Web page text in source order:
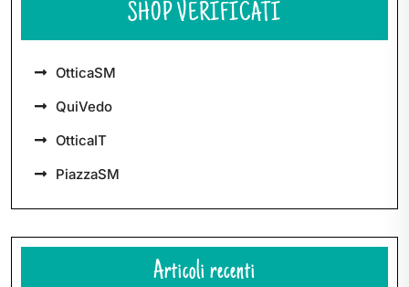
SHOP VERIFICATI
OtticaSM
QuiVedo
OtticaIT
PiazzaSM
Articoli recenti